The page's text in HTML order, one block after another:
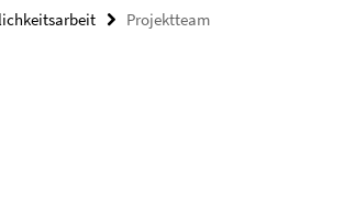
Projektteam